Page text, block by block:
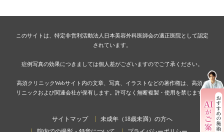
このサイトは、特定非営利活動法人日本美容外科医師会の適正医院として認定
されています。
症例写真の効果につきましては個人差がございますのでご了承ください。
高須クリニックWebサイト内の文章、写真、イラストなどの著作権は、高須ク
リニックおよび関連会社が保有します。許可なく無断複製・使用を禁じます。
サイトマップ
未成年（18歳未満）の方へ